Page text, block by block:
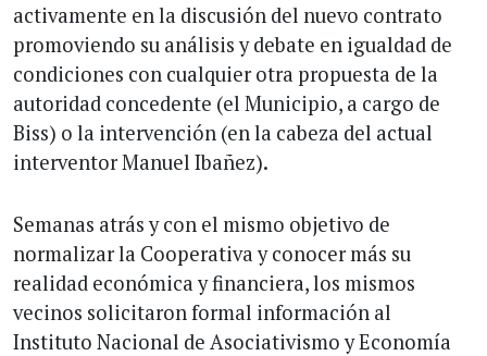
activamente en la discusión del nuevo contrato
promoviendo su análisis y debate en igualdad de
condiciones con cualquier otra propuesta de la
autoridad concedente (el Municipio, a cargo de
Biss) o la intervención (en la cabeza del actual
interventor Manuel Ibañez).
Semanas atrás y con el mismo objetivo de
normalizar la Cooperativa y conocer más su
realidad económica y financiera, los mismos
vecinos solicitaron formal información al
Instituto Nacional de Asociativismo y Economía